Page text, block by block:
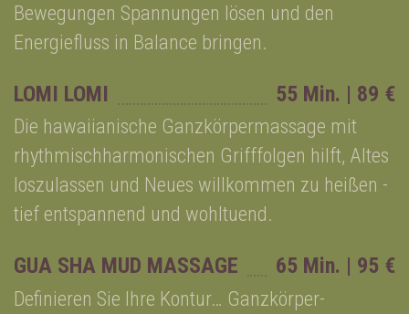
Bewegungen Spannungen lösen und den
Energiefluss in Balance bringen.
LOMI LOMI 55 Min. | 89 €
Die hawaiianische Ganzkörpermassage mit
rhythmischharmonischen Grifffolgen hilft, Altes
loszulassen und Neues willkommen zu heißen -
tief entspannend und wohltuend.
GUA SHA MUD MASSAGE 65 Min. | 95 €
Definieren Sie Ihre Kontur… Ganzkörper-